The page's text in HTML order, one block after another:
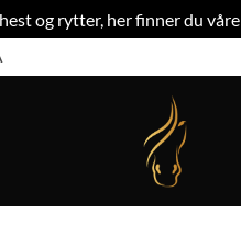
og rytter, her finner du våre